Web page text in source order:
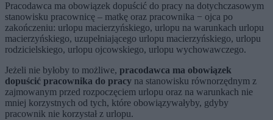
Pracodawca ma obowiązek dopuścić do pracy na dotychczasowym
stanowisku pracownicę – matkę oraz pracownika − ojca po
zakończeniu: urlopu macierzyńskiego, urlopu na warunkach urlopu
macierzyńskiego, uzupełniającego urlopu macierzyńskiego, urlopu
rodzicielskiego, urlopu ojcowskiego, urlopu wychowawczego.
Jeżeli nie byłoby to możliwe, pracodawca ma obowiązek
dopuścić pracownika do pracy na stanowisku równorzędnym z
zajmowanym przed rozpoczęciem urlopu oraz na warunkach nie
mniej korzystnych od tych, które obowiązywałyby, gdyby
pracownik nie korzystał z urlopu.